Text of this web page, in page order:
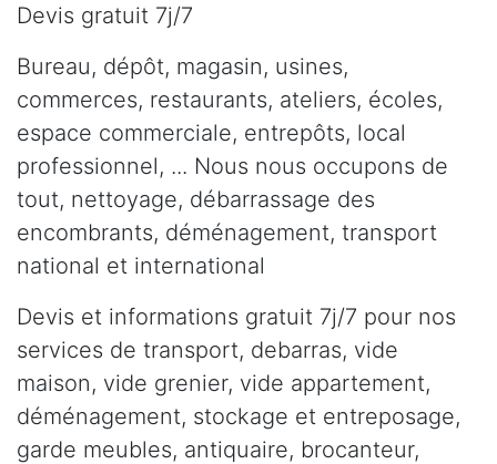
Devis gratuit 7j/7
Bureau, dépôt, magasin, usines,
commerces, restaurants, ateliers, écoles,
espace commerciale, entrepôts, local
professionnel, ... Nous nous occupons de
tout, nettoyage, débarrassage des
encombrants, déménagement, transport
national et international
Devis et informations gratuit 7j/7 pour nos
services de transport, debarras, vide
maison, vide grenier, vide appartement,
déménagement, stockage et entreposage,
garde meubles, antiquaire, brocanteur,